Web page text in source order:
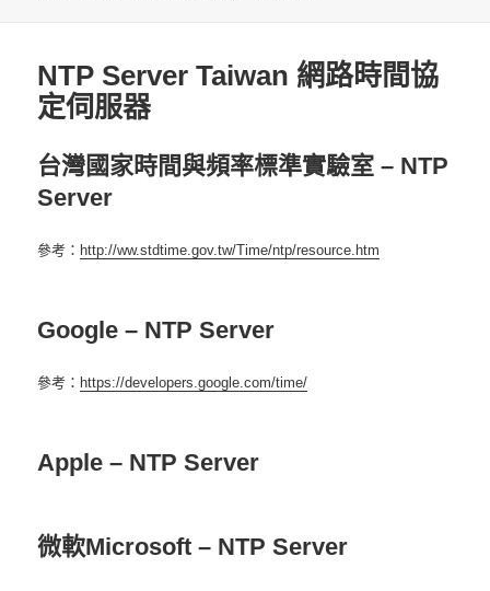
NTP Server Taiwan 網路時間協
定伺服器
台灣國家時間與頻率標準實驗室 – NTP
Server
參考： http://ww.stdtime.gov.tw/Time/ntp/resource.htm
Google – NTP Server
參考： https://developers.google.com/time/
Apple – NTP Server
微軟Microsoft – NTP Server